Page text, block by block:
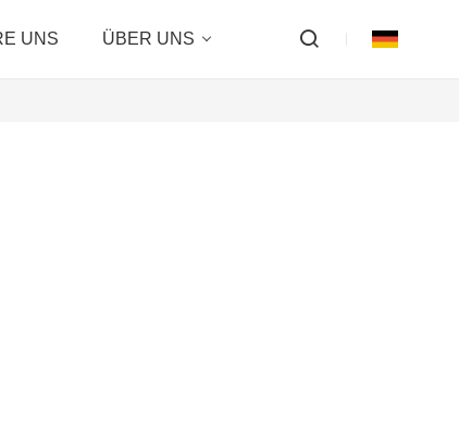
UNS ÜBER UNS